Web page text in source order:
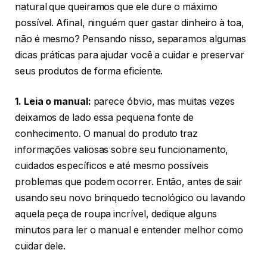
natural que queiramos que ele dure o máximo
possível. Afinal, ninguém quer gastar dinheiro à toa,
não é mesmo? Pensando nisso, separamos algumas
dicas práticas para ajudar você a cuidar e preservar
seus produtos de forma eficiente.
1. Leia o manual: parece óbvio, mas muitas vezes
deixamos de lado essa pequena fonte de
conhecimento. O manual do produto traz
informações valiosas sobre seu funcionamento,
cuidados específicos e até mesmo possíveis
problemas que podem ocorrer. Então, antes de sair
usando seu novo brinquedo tecnológico ou lavando
aquela peça de roupa incrível, dedique alguns
minutos para ler o manual e entender melhor como
cuidar dele.